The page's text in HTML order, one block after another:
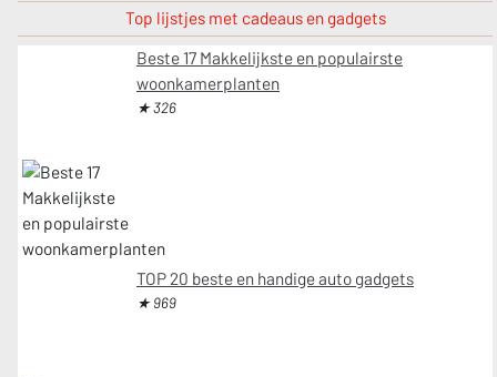
Top lijstjes met cadeaus en gadgets
Beste 17 Makkelijkste en populairste
woonkamerplanten
★ 326
TOP 20 beste en handige auto gadgets
★ 969